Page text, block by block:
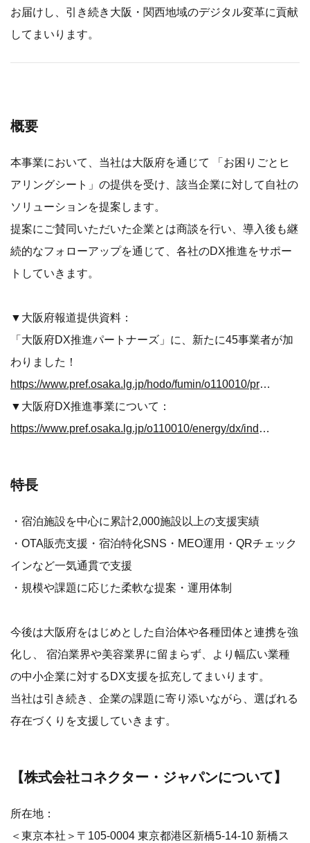
お届けし、引き続き大阪・関西地域のデジタル変革に貢献
してまいります。
概要
本事業において、当社は大阪府を通じて 「お困りごとヒ
アリングシート」の提供を受け、該当企業に対して自社の
ソリューションを提案します。
提案にご賛同いただいた企業とは商談を行い、導入後も継
続的なフォローアップを通じて、各社のDX推進をサポー
トしていきます。
▼大阪府報道提供資料：
「大阪府DX推進パートナーズ」に、新たに45事業者が加
わりました！
https://www.pref.osaka.lg.jp/hodo/fumin/o110010/prs_51027.html
▼大阪府DX推進事業について：
https://www.pref.osaka.lg.jp/o110010/energy/dx/index.html
特長
・宿泊施設を中心に累計2,000施設以上の支援実績
・OTA販売支援・宿泊特化SNS・MEO運用・QRチェック
インなど一気通貫で支援
・規模や課題に応じた柔軟な提案・運用体制
今後は大阪府をはじめとした自治体や各種団体と連携を強
化し、 宿泊業界や美容業界に留まらず、より幅広い業種
の中小企業に対するDX支援を拡充してまいります。
当社は引き続き、企業の課題に寄り添いながら、選ばれる
存在づくりを支援していきます。
【株式会社コネクター・ジャパンについて】
所在地：
＜東京本社＞〒105-0004 東京都港区新橋5-14-10 新橋ス